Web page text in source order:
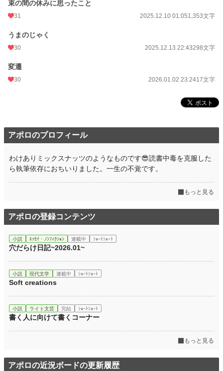
束の間の休みに思ったこと
31 2025.12.10 01:051,353文字
うまのじゃく
30 2025.12.13 22:43298文字
変遷
30 2026.01.02 23:2417文字
アポロのプロフィール
わけありミックスナッツのようなものです😎読書中毒を克服した
ら執筆依存におちいりました。一生の不覚です。
もっと見る
アポロの登録コンテンツ
小説 ｴｯｾｲ・ﾉﾝﾌｨｸｼｮﾝ 連載中 ｼｮｰﾄｼｮｰﾄ
穴だらけ日記~2026.01~
小説 現代文学 連載中 ｼｮｰﾄｼｮｰﾄ
Soft creations
小説 ライト文芸 完結 ｼｮｰﾄｼｮｰﾄ
書く人に向けて書くコーナー
もっと見る
アポロの近況ボードの更新履歴